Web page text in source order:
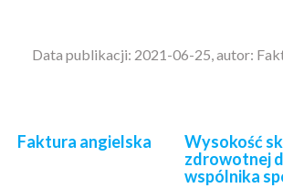
Data publikacji: 2021-06-25, autor:
Faktura angielska
Wysokość
zdrowotnej
wspólnika